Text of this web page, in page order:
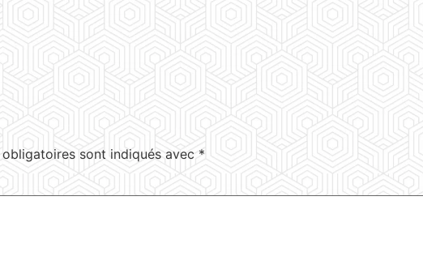
obligatoires sont indiqués avec*